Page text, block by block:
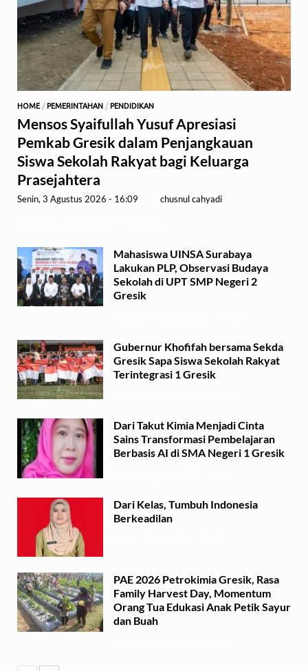
HOME /PEMERINTAHAN /PENDIDIKAN
Mensos Syaifullah Yusuf Apresiasi
Pemkab Gresik dalam Penjangkauan
Siswa Sekolah Rakyat bagi Keluarga
Prasejahtera
Senin, 3 Agustus 2026 - 16:09 chusnul cahyadi
Mahasiswa UINSA Surabaya
Lakukan PLP, Observasi Budaya
Sekolah di UPT SMP Negeri 2
Gresik
Gubernur Khofifah bersama Sekda
Gresik Sapa Siswa Sekolah Rakyat
Terintegrasi 1 Gresik
Dari Takut Kimia Menjadi Cinta
Sains Transformasi Pembelajaran
Berbasis AI di SMA Negeri 1 Gresik
Dari Kelas, Tumbuh Indonesia
Berkeadilan
PAE 2026 Petrokimia Gresik, Rasa
Family Harvest Day, Momentum
Orang Tua Edukasi Anak Petik Sayur
dan Buah